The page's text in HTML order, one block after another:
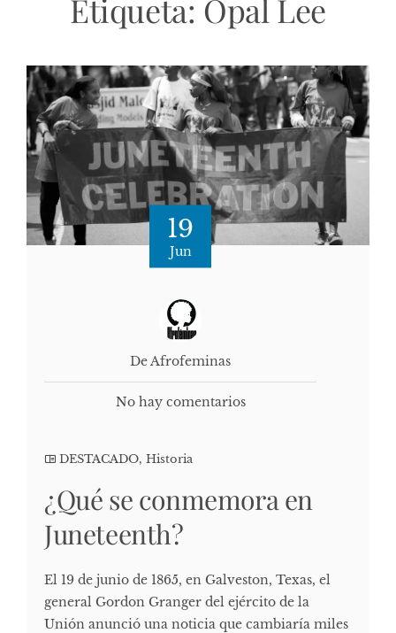
Etiqueta: Opal Lee
19
Jun
De Afrofeminas
No hay comentarios
DESTACADO, Historia
¿Qué se conmemora en
Juneteenth?
El 19 de junio de 1865, en Galveston, Texas, el
general Gordon Granger del ejército de la
Unión anunció una noticia que cambiaría miles